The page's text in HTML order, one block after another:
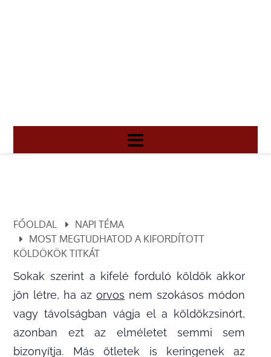
FŐOLDAL
NAPI TÉMA
MOST MEGTUDHATOD A KIFORDÍTOTT
KÖLDÖKÖK TITKÁT
Sokak szerint a kifelé forduló köldök akkor
jön létre, ha azorvos nem szokásos módon
vagy távolságban vágja el a köldökzsinórt,
azonban ezt az elméletet semmi sem
bizonyítja. Más ötletek is keringenek az